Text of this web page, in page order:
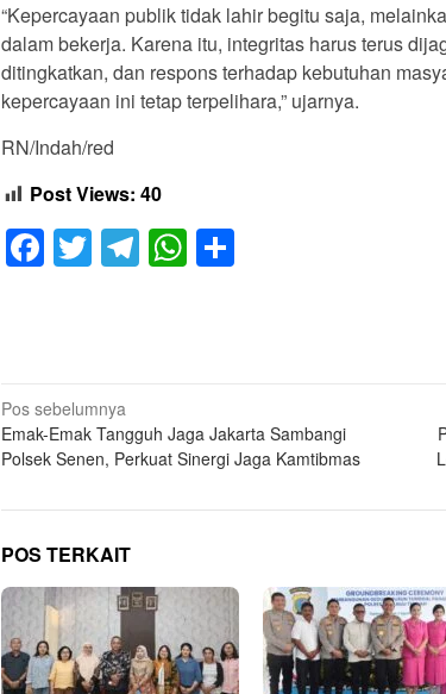
“Kepercayaan publik tidak lahir begitu saja,
dalam bekerja. Karena itu, integritas harus terus
ditingkatkan, dan respons terhadap kebutuhan
kepercayaan ini tetap terpelihara,” ujarnya.
RN/Indah/red
Post Views: 40
Facebook
TwitterTelegram
WhatsApp
Navigasi
pos
Pos sebelumnya
Emak-Emak Tangguh Jaga Jakarta Sambangi
Polsek Senen, Perkuat Sinergi Jaga Kamtibmas
POS TERKAIT